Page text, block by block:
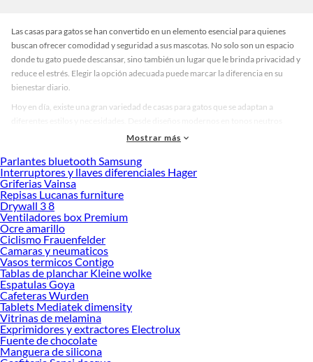
Las casas para gatos se han convertido en un elemento esencial para quienes
buscan ofrecer comodidad y seguridad a sus mascotas. No solo son un espacio
donde tu gato puede descansar, sino también un lugar que le brinda privacidad y
reduce el estrés. Elegir la opción adecuada puede marcar la diferencia en su
bienestar diario.
Hoy en día, existe una gran variedad de casas para gatos que se adaptan a
hasta modelos coloridos que aportan un toque divertido al hogar. También
para interiores o exteriores. Esta diversidad permite que cada dueño encuentre
la alternativa perfecta según el espacio disponible y la personalidad de su gato.
Al momento de elegir, considera factores como el tamaño, la facilidad de
limpieza y la durabilidad. Una casa para gatos bien diseñada no solo mejora la
calidad de vida de tu mascota, sino que también complementa la decoración de
tu hogar. Descubre cuál se adapta mejor a ti y garantiza un lugar cómodo y
seguro para tu compañero felino.
Conoce más sobre sus beneficios y explora nuestras colecciones disponibles
para encontrar el modelo ideal. Cada opción está pensada para ofrecer confort,
resistencia y un diseño atractivo que se integra fácilmente en cualquier
ambiente. Dale a tu gato el espacio que merece y disfruta de la tranquilidad de
saber que está protegido y feliz.
Mostrar más
Parlantes bluetooth Samsung
Interruptores y llaves diferenciales Hager
Griferias Vainsa
Repisas Lucanas furniture
Drywall 3 8
Ventiladores box Premium
Ocre amarillo
Ciclismo Frauenfelder
Camaras y neumaticos
Vasos termicos Contigo
Tablas de planchar Kleine wolke
Espatulas Goya
Cafeteras Wurden
Tablets Mediatek dimensity
Vitrinas de melamina
Exprimidores y extractores Electrolux
Fuente de chocolate
Manguera de silicona